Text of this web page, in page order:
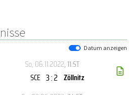
Datum anzeigen
So, 06.11.2022, 11.ST
SCE 3 : 2 Zöllnitz